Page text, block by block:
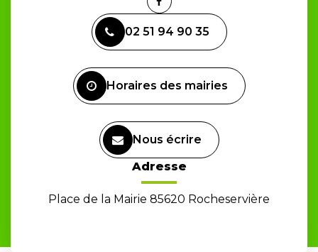
Lien
le
compte
02 51 94 90 35
Horaires des mairies
Nous écrire
Adresse
Place de la Mairie 85620 Rocheservière